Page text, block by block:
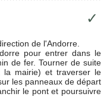
✓
de l'Andorre.
pour entrer dans le
de fer. Tourner de suite
mairie) et traverser le
les panneaux de départ
le pont et poursuivre